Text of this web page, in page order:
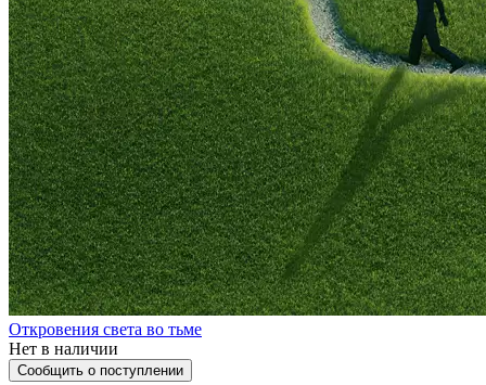
Откровения света во тьме
Нет в наличии
Сообщить о поступлении